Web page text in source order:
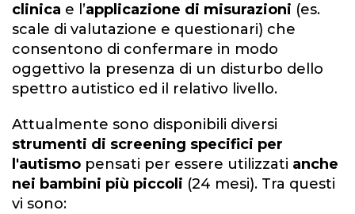
clinica e l’applicazione di misurazioni (es.
scale di valutazione e questionari) che
consentono di confermare in modo
oggettivo la presenza di un disturbo dello
spettro autistico ed il relativo livello.
Attualmente sono disponibili diversi
strumenti di screening specifici per
l'autismo pensati per essere utilizzati anche
nei bambini più piccoli (24 mesi). Tra questi
vi sono: